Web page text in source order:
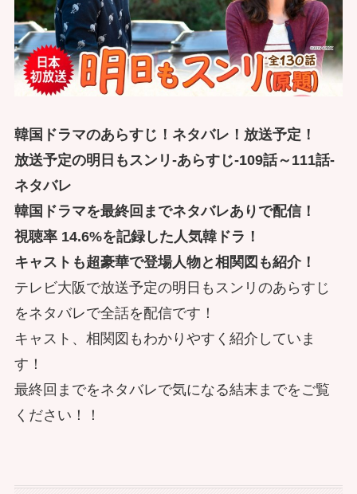
韓国ドラマのあらすじ！ネタバレ！放送予定！
放送予定の明日もスンリ-あらすじ-109話～111話-
ネタバレ
韓国ドラマを最終回までネタバレありで配信！
視聴率 14.6%を記録した人気韓ドラ！
キャストも超豪華で登場人物と相関図も紹介！
テレビ大阪で放送予定の明日もスンリのあらすじ
をネタバレで全話を配信です！
キャスト、相関図もわかりやすく紹介していま
す！
最終回までをネタバレで気になる結末までをご覧
ください！！